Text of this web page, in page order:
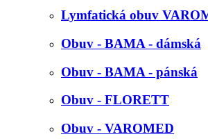
Lymfatická obuv
Obuv - BAMA - dámská
Obuv - BAMA - pánská
Obuv - FLORETT
Obuv - VAROMED